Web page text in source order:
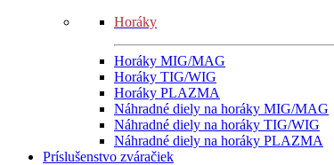
Horáky
Horáky MIG/MAG
Horáky TIG/WIG
Horáky PLAZMA
Náhradné diely na horáky MIG/MAG
Náhradné diely na horáky TIG/WIG
Náhradné diely na horáky PLAZMA
Príslušenstvo zváračiek